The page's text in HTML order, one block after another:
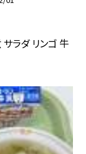
ラダ リンゴ 牛